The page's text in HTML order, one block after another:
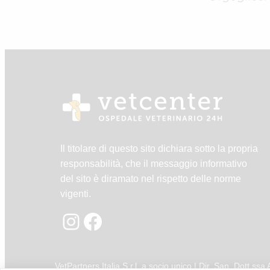
Il titolare di questo sito dichiara sotto la propria
responsabilità, che il messaggio informativo
del sito è diramato nel rispetto delle norme
vigenti.
Instagram
Facebook
VetPartners Italia S.r.l. a socio unico | Dir. San.